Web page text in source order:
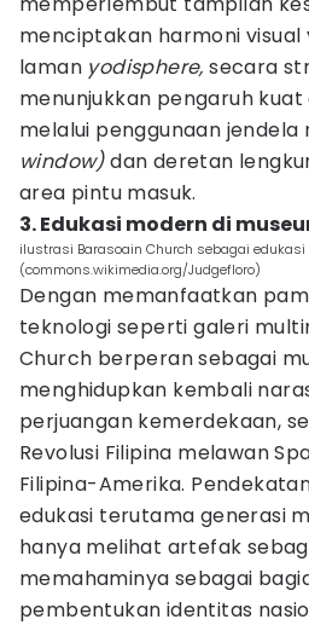
menciptakan harmoni visual
laman yodisphere,secara
menunjukkan pengaruh kuat
melalui penggunaan jendela
window)dan deretan
area pintu masuk.
3. Edukasi modern di
ilustrasi Barasoain Church sebagai
(commons.wikimedia.org/Judgefloro)
Dengan memanfaatkan
teknologi seperti galeri
Church berperan sebagai
menghidupkan kembali
perjuangan kemerdekaan,
Revolusi Filipina melawan
Filipina-Amerika.
edukasi terutama generasi
hanya melihat artefak
memahaminya sebagai
pembentukan identitas